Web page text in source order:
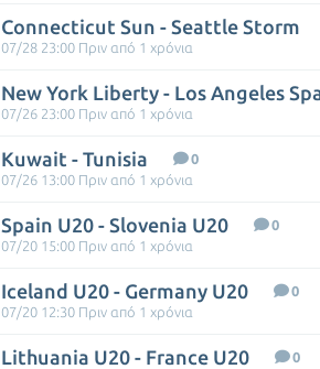
Connecticut Sun - Seattle Storm
07/28 23:00 Πριν από 1 χρόνια
New York Liberty - Los Angeles
07/26 23:00 Πριν από 1 χρόνια
Kuwait - Tunisia
0
07/26 13:00 Πριν από 1 χρόνια
Spain U20 - Slovenia U20
0
07/20 15:00 Πριν από 1 χρόνια
Iceland U20 - Germany U20
0
07/20 12:30 Πριν από 1 χρόνια
Lithuania U20 - France U20
0